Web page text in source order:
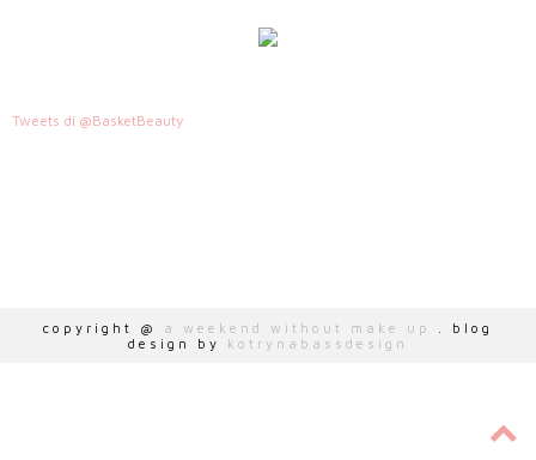
Tweets di @BasketBeauty
copyright @ a weekend without make up
. blog
design by kotrynabassdesign